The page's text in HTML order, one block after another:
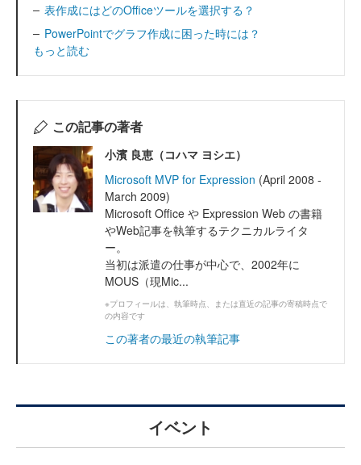
表作成にはどのOfficeツールを選択する？
PowerPointでグラフ作成に困った時には？
もっと読む
この記事の著者
小濱 良恵（コハマ ヨシエ）
Microsoft MVP for Expression (April 2008 -
March 2009)
Microsoft Office や Expression Web の書籍
やWeb記事を執筆するテクニカルライタ
ー。
当初は派遣の仕事が中心で、2002年に
MOUS（現Mic...
※プロフィールは、執筆時点、または直近の記事の寄稿時点で
の内容です
この著者の最近の執筆記事
イベント